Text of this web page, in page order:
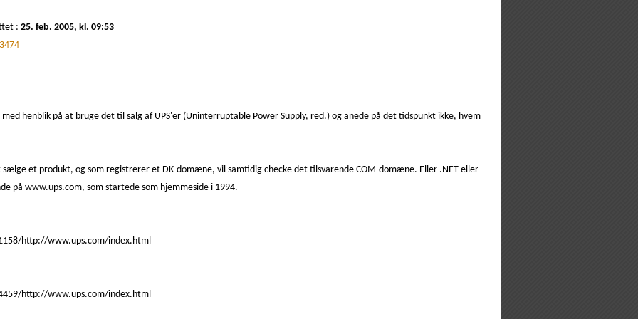
: 25. feb. 2005, kl. 09:53
henblik på at bruge det til salg af UPS'er (Uninterruptable Power Supply, red.) og anede på det tidspunkt ikke, hvem
et produkt, og som registrerer et DK-domæne, vil samtidig checke det tilsvarende COM-domæne. Eller .NET eller
på www.ups.com, som startede som hjemmeside i 1994.
http://www.ups.com/index.html
http://www.ups.com/index.html